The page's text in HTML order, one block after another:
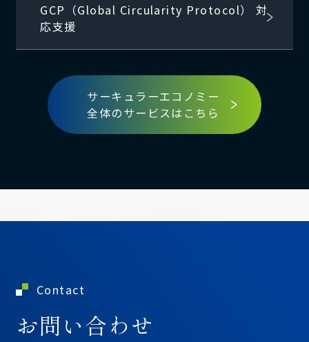
GCP（Global Circularity Protocol） 対
応支援
サーキュラーエコノミー
全体のサービスはこちら
Contact
お問い合わせ